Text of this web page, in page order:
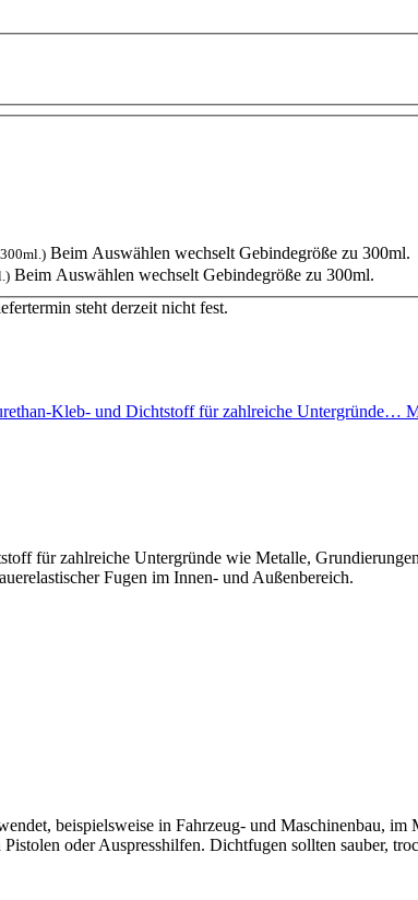
Beim Auswählen wechselt Gebindegröße zu 300ml.
Beim Auswählen wechselt Gebindegröße zu 300ml.
steht derzeit nicht fest.
Kleb- und Dichtstoff für zahlreiche Untergründe…
für zahlreiche Untergründe wie Metalle,
Fugen im Innen- und Außenbereich.
beispielsweise in Fahrzeug- und Maschinenbau, im
oder Auspresshilfen. Dichtfugen sollten sauber,